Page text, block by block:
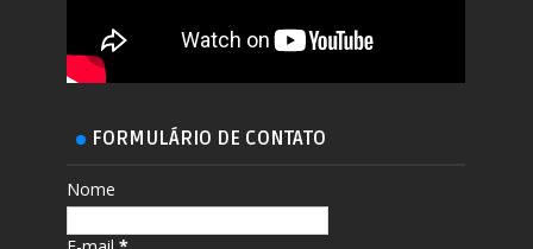
FORMULÁRIO DE CONTATO
Nome